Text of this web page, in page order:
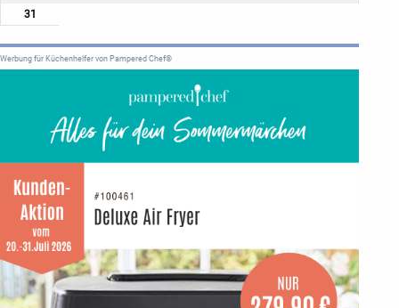
31
Werbung für Küchenhelfer von Pampered Chef®